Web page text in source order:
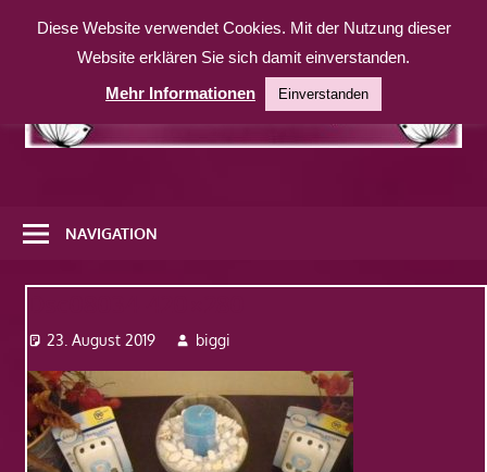
Inhalt
weitere
Website
NAVIGATION
23. August 2019 biggi
Diese Website verwendet Cookies. Mit der Nutzung dieser
Website erklären Sie sich damit einverstanden.
Mehr Informationen
Einverstanden